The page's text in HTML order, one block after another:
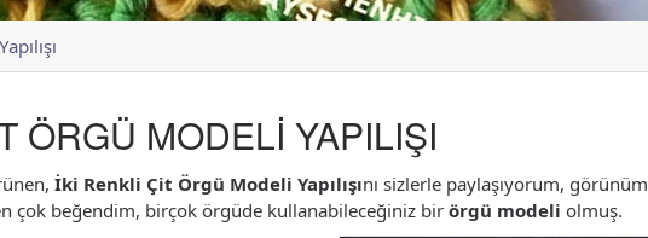
ÖRGÜ MODELİ YAPILIŞI
İki Renkli Çit Örgü Modeli Yapılışını sizlerle paylaşıyorum, görünüm
çok beğendim, birçok örgüde kullanabileceğiniz bir örgü modeli olmuş.